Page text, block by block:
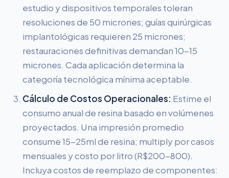
estudio y dispositivos temporales toleran
resoluciones de 50 micrones; guías quirúrgicas
implantológicas requieren 25 micrones;
restauraciones definitivas demandan 10-15
micrones. Cada aplicación determina la
categoría tecnológica mínima aceptable.
Cálculo de Costos Operacionales: Estime el
consumo anual de resina basado en volúmenes
proyectados. Una impresión promedio
consume 15-25ml de resina; multiply por casos
mensuales y costo por litro (R$200-800).
Incluya costos de reemplazo de componentes: